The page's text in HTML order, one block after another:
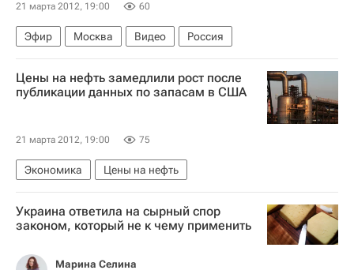
21 марта 2012, 19:00 60
Эфир Москва Видео Россия
Цены на нефть замедлили рост после
публикации данных по запасам в США
21 марта 2012, 19:00 75
Экономика Цены на нефть
Украина ответила на сырный спор
законом, который не к чему применить
Марина Селина